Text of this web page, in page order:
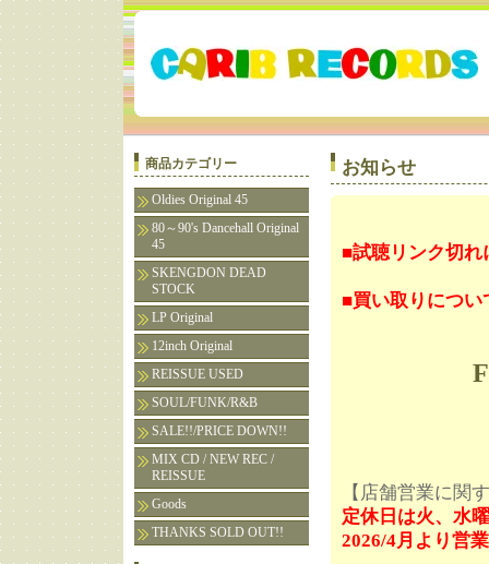
商品カテゴリー
Oldies Original 45
80～90's Dancehall Original
45
SKENGDON DEAD
STOCK
LP Original
12inch Original
REISSUE USED
SOUL/FUNK/R&B
SALE!!/PRICE DOWN!!
MIX CD / NEW REC /
REISSUE
Goods
THANKS SOLD OUT!!
お知らせ
■試聴リンク切
■買い取りについ
【店舗営業に関
定休日は火、水
2026/4月より営